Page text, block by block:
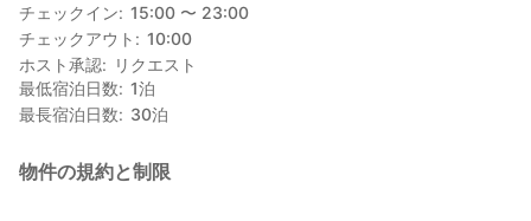
備は自由にお使いいただけます。
寝室1 布団3組
寝室2 シ⁠ン⁠グ⁠ル⁠ベ⁠ッ⁠ド⁠3
寝室3 布団2組
■ 一棟貸切、 最大10名様まで宿泊可能
チェックイン
15:00 〜 23:00
チェックアウト
10:00
ホスト承認
リクエスト
最低宿泊日数
1泊
最長宿泊日数
30泊
物件の規約と制限